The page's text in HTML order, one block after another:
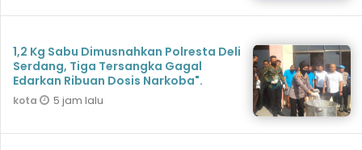
1,2 Kg Sabu Dimusnahkan Polresta Deli
Serdang, Tiga Tersangka Gagal
Edarkan Ribuan Dosis Narkoba".
kota 5 jam lalu